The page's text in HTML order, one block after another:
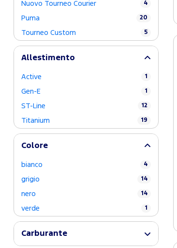
Nuovo Tourneo Courier 4
Puma 20
Tourneo Custom 5
Allestimento
Active 1
Gen-E 1
ST-Line 12
Titanium 19
Colore
bianco 4
grigio 14
nero 14
verde 1
Carburante